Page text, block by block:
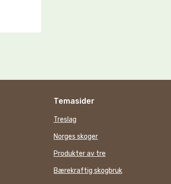
Temasider
Treslag
Norges skoger
Produkter av tre
Bærekraftig skogbruk